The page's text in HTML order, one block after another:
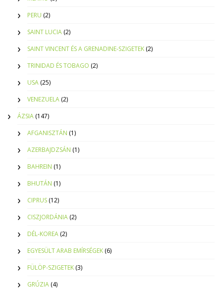
PERU (2)
SAINT LUCIA (2)
SAINT VINCENT ÉS A GRENADINE-SZIGETEK (2)
TRINIDAD ÉS TOBAGO (2)
USA (25)
VENEZUELA (2)
ÁZSIA (147)
AFGANISZTÁN (1)
AZERBAJDZSÁN (1)
BAHREIN (1)
BHUTÁN (1)
CIPRUS (12)
CISZJORDÁNIA (2)
DÉL-KOREA (2)
EGYESÜLT ARAB EMÍRSÉGEK (6)
FÜLÖP-SZIGETEK (3)
GRÚZIA (4)